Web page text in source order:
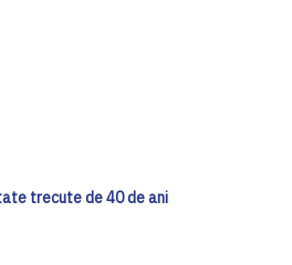
trecute de 40 de ani